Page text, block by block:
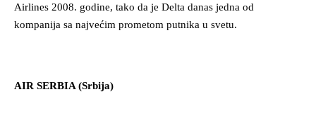
Airlines 2008. godine, tako da je Delta danas jedna od
kompanija sa najvećim prometom putnika u svetu.
AIR SERBIA (Srbija)